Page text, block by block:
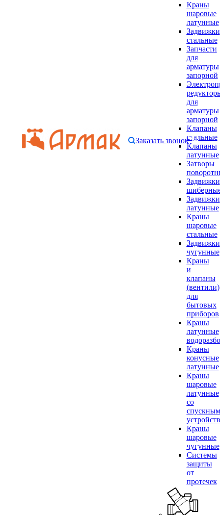
Краны
шаровые
латунные
Задвижки
стальные
Запчасти
для
арматуры
запорной
для
арматуры
запорной
Клапаны
стальные
Клапаны
латунные
Затворы
Задвижки
Задвижки
латунные
Краны
шаровые
стальные
Задвижки
чугунные
Краны
и
клапаны
(вентили)
для
бытовых
приборов
Краны
латунные
Краны
конусные
латунные
Краны
шаровые
латунные
со
спускным
Краны
шаровые
чугунные
Системы
защиты
от
протечек
Заказать звонок